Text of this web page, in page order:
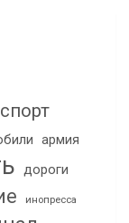
армия
дороги
инопресса